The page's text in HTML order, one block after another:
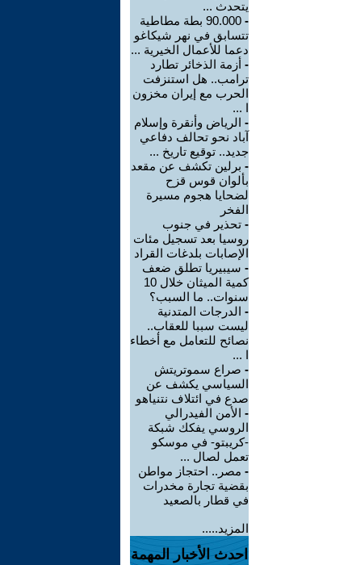
يتحدث ...
-
90.000 بطة مطاطية
تتسابق في نهر شيكاغو
دعما للأعمال الخيرية ...
- أزمة الذخائر تطارد
ترامب.. هل استنزفت
الحرب مع إيران مخزون
ا ...
- الرياض وأنقرة وإسلام
آباد نحو تحالف دفاعي
جديد.. توقيع تاريخ ...
- برلين تكشف عن مقعد
بألوان قوس قزح
لضحايا هجوم مسيرة
الفخر
- تحذير في جنوب
روسيا بعد تسجيل مئات
الإصابات بلدغات القراد
- سيبيريا تطلق ضعف
كمية الميثان خلال 10
سنوات.. ما السبب؟
- الدرجات المتدنية
ليست سببا للعقاب..
نصائح للتعامل مع أخطاء
ا ...
- صراع سموتريتش
السياسي يكشف عن
صدع في ائتلاف نتنياهو
- الأمن الفيدرالي
الروسي يفكك شبكة
-كريبتو- في موسكو
تعمل لصال ...
- مصر.. احتجاز مواطن
بقضية تجارة مخدرات
في قطار بالصعيد
المزيد.....
احدث الأخبار المهمة